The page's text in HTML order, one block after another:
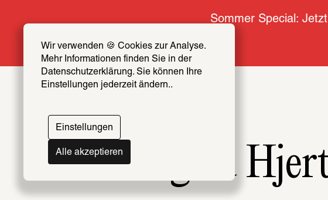
Wir verwenden 🍪 Cookies zur Analyse.
Mehr Informationen finden Sie in der
Datenschutzerklärung. Sie können Ihre
Einstellungen jederzeit ändern..
Einstellungen
Alle akzeptieren
Sommer Special:
Sigrid